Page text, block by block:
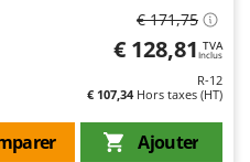
€ 171,75
€ 128,81 TVA
Inclus
R-12
€ 107,34Hors taxes (HT)
Ajouter